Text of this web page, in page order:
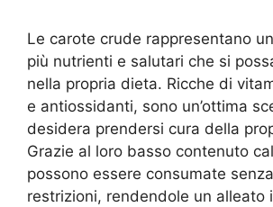
Le carote crude rappresentano
più nutrienti e salutari che si
nella propria dieta. Ricche di
e antiossidanti, sono un’ottima
desidera prendersi cura della
Grazie al loro basso contenuto
possono essere consumate
restrizioni, rendendole un alleato